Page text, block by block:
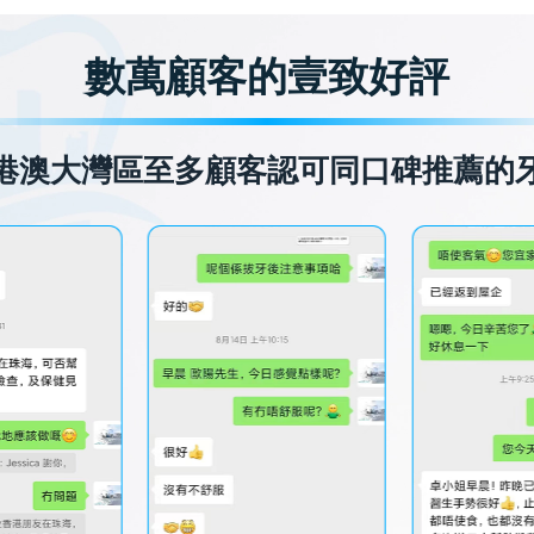
數萬顧客的壹致好評
澳大灣區至多顧客認可同口碑推薦的